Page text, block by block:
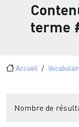
terme
Fil d'Ariane
Accueil
Nombre de